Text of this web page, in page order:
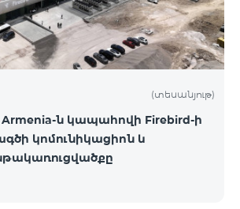
(տեսանյութ)
Armenia-ն կապահովի Firebird-ի
կոմունիկացիոն և